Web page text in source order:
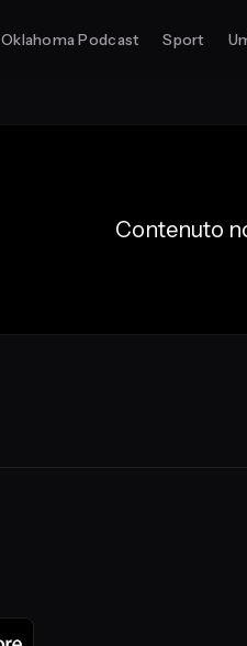
Oklahoma Podcast Sport
Contenuto